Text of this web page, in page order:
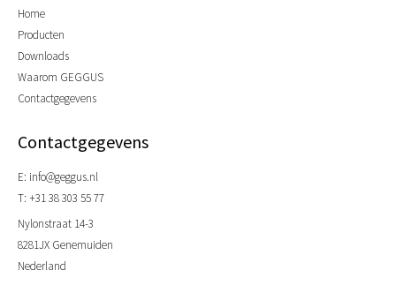
Home
Producten
Downloads
Waarom GEGGUS
Contactgegevens
Contactgegevens
E: info@geggus.nl
T: +31 38 303 55 77
Nylonstraat 14-3
8281JX Genemuiden
Nederland